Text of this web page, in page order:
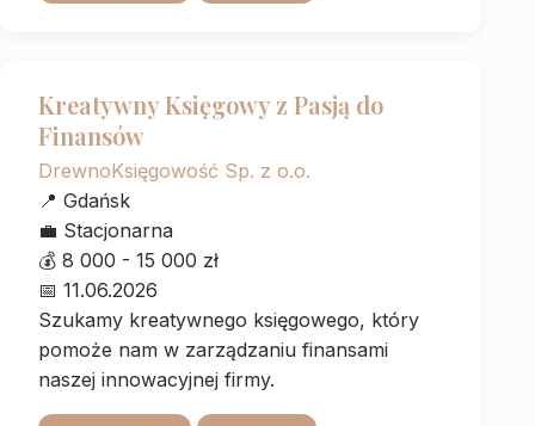
Kreatywny Księgowy z Pasją do
Finansów
DrewnoKsięgowość Sp. z o.o.
📍 Gdańsk
💼 Stacjonarna
💰 8 000 - 15 000 zł
📅 11.06.2026
Szukamy kreatywnego księgowego, który
pomoże nam w zarządzaniu finansami
naszej innowacyjnej firmy.